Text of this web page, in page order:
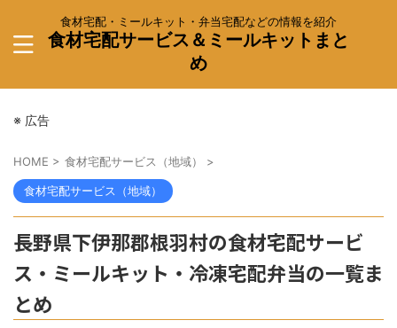
食材宅配・ミールキット・弁当宅配などの情報を紹介
食材宅配サービス＆ミールキットまと
め
※ 広告
HOME > 食材宅配サービス（地域） >
食材宅配サービス（地域）
長野県下伊那郡根羽村の食材宅配サービ
ス・ミールキット・冷凍宅配弁当の一覧ま
とめ